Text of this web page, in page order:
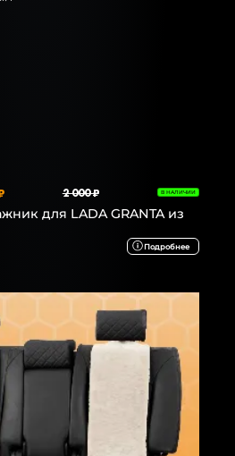
2 000 ₽ В НАЛИЧИИ
для LADA GRANTA из
Подробнее